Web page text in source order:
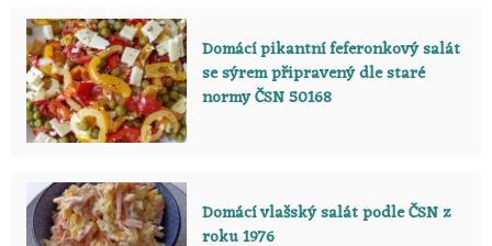
Domácí pikantní feferonkový salát
se sýrem připravený dle staré
normy ČSN 50168
Domácí vlašský salát podle ČSN z
roku 1976